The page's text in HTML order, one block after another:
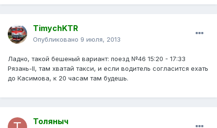
TimychKTR
Опубликовано 9 июля, 2013
Ладно, такой бешеный вариант: поезд №46 15:20 - 17:33
Рязань-II, там хватай такси, и если водитель согласится ехать
до Касимова, к 20 часам там будешь.
Толяныч